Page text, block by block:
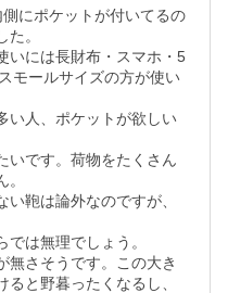
にポケットが付いてるの
。
いには長財布・スマホ・5
モールサイズの方が使い
い人、ポケットが欲しい
いです。荷物をたくさん
鞄は論外なのですが、
は無理でしょう。
無さそうです。この大き
と野暮ったくなるし、